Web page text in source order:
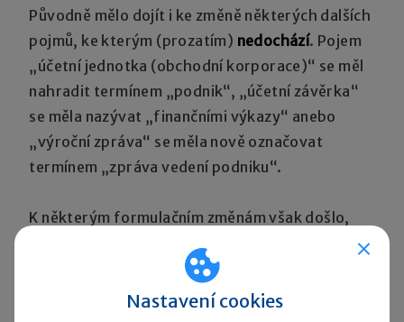
Původně mělo dojít i ke změně některých dalších
pojmů, ke kterým (prozatím) nedochází. Pojem
„účetní jednotka (obchodní korporace)“ se měl
nahradit termínem „podnik“, „účetní závěrka“
se měla nazývat „finančními výkazy“ anebo
„výroční zpráva“ se měla nově označovat
termínem „zpráva vedení podniku“.
K některým formulačním změnám však došlo,
Věrný a poctivý obraz účetnictví
Nastavení cookies